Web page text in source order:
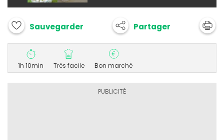
Sauvegarder Partager
1h 10min Très facile Bon marché